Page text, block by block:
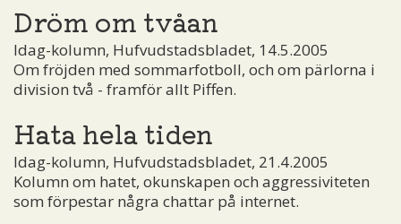
Dröm om tvåan
Idag-kolumn, Hufvudstadsbladet, 14.5.2005
Om fröjden med sommarfotboll, och om pärlorna i
division två - framför allt Piffen.
Hata hela tiden
Idag-kolumn, Hufvudstadsbladet, 21.4.2005
Kolumn om hatet, okunskapen och aggressiviteten
som förpestar några chattar på internet.